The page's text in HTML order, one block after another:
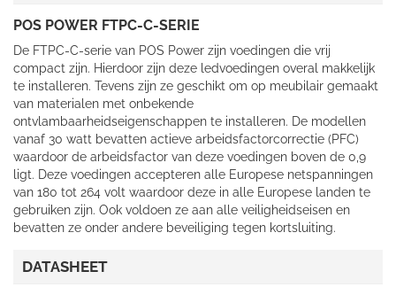
POS POWER FTPC-C-SERIE
De FTPC-C-serie van POS Power zijn voedingen die vrij
compact zijn. Hierdoor zijn deze ledvoedingen overal makkelijk
te installeren. Tevens zijn ze geschikt om op meubilair gemaakt
van materialen met onbekende
ontvlambaarheidseigenschappen te installeren. De modellen
vanaf 30 watt bevatten actieve arbeidsfactorcorrectie (PFC)
waardoor de arbeidsfactor van deze voedingen boven de 0,9
ligt. Deze voedingen accepteren alle Europese netspanningen
van 180 tot 264 volt waardoor deze in alle Europese landen te
gebruiken zijn. Ook voldoen ze aan alle veiligheidseisen en
bevatten ze onder andere beveiliging tegen kortsluiting.
DATASHEET